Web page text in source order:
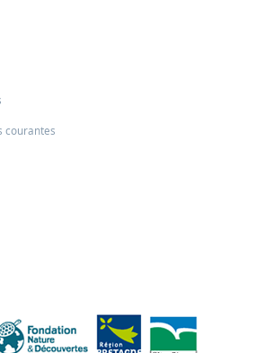
courantes